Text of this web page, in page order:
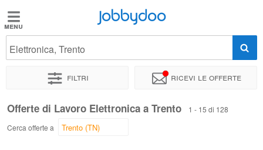
Jobbydoo
Offerte
Stipendi
Jobbydoo
Elettronica, Trento
Filtri Ricevi le offerte
Offerte di Lavoro Elettronica a Trento
1 - 15 di 128
Cerca offerte a